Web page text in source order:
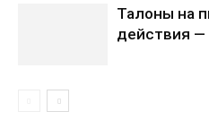
Талоны на
действия